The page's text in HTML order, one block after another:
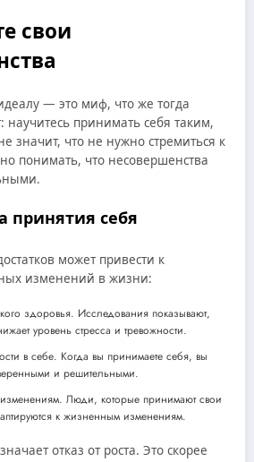
свои
— это миф, что же тогда
научитесь принимать себя таким,
значит, что не нужно стремиться к
понимать, что несовершенства
принятия себя
может привести к
изменений в жизни:
здоровья. Исследования показывают,
уровень стресса и тревожности.
в себе. Когда вы принимаете себя, вы
и решительными.
Люди, которые принимают свои
к жизненным изменениям.
отказ от роста. Это скорее